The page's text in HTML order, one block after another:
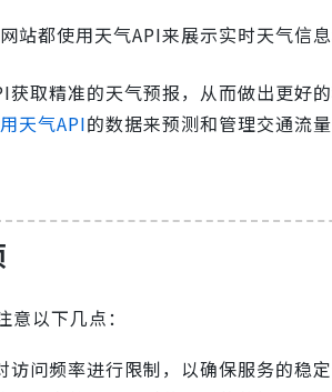
站都使用天气API来展示实时天气信
获取精准的天气预报，从而做出更好的
天气API的数据来预测和管理交通流
以下几点：
访问频率进行限制，以确保服务的稳